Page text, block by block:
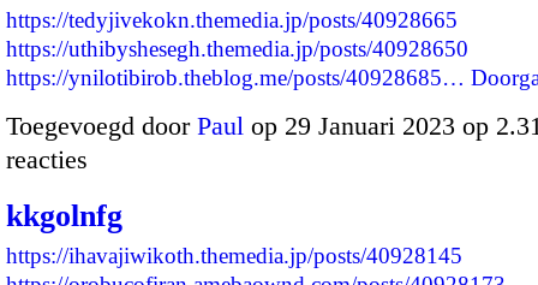
https://tedyjivekokn.themedia.jp/posts/40928665
https://uthibyshesegh.themedia.jp/posts/40928650
https://ynilotibirob.theblog.me/posts/40928685…
Toegevoegd door Paul op 29 Januari 2023 op
reacties
kkgolnfg
https://ihavajiwikoth.themedia.jp/posts/40928145